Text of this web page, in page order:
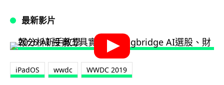
最新影片
iPadOS wwdc WWDC 2019